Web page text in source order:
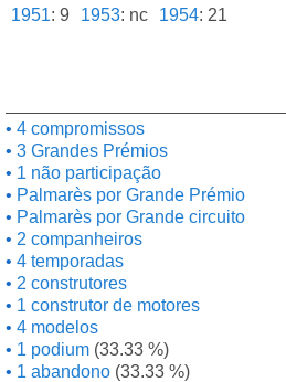
1951: 9 1953: nc 1954: 21
4 compromissos
3 Grandes Prémios
1 não participação
Palmarès por Grande Prémio
Palmarès por Grande circuito
2 companheiros
4 temporadas
2 construtores
1 construtor de motores
4 modelos
1 podium (33.33 %)
1 abandono (33.33 %)